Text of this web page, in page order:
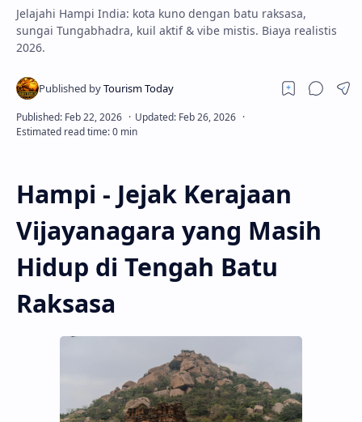
Jelajahi Hampi India: kota kuno dengan batu raksasa,
sungai Tungabhadra, kuil aktif & vibe mistis. Biaya realistis
2026.
Hampi - Jejak Kerajaan
Vijayanagara yang Masih
Hidup di Tengah Batu
Raksasa